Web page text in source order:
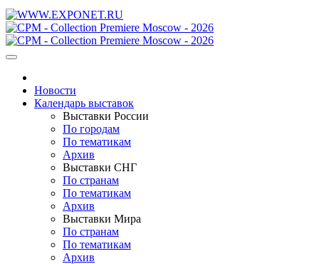
Новости
Календарь выставок
Выставки России
По городам
По тематикам
Архив
Выставки СНГ
По странам
По тематикам
Архив
Выставки Мира
По странам
По тематикам
Архив